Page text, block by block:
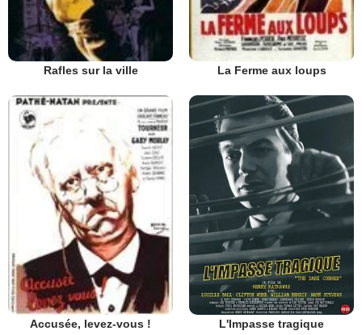
Rafles sur la ville La Ferme aux loups
Accusée, levez-vous ! L'Impasse tragique